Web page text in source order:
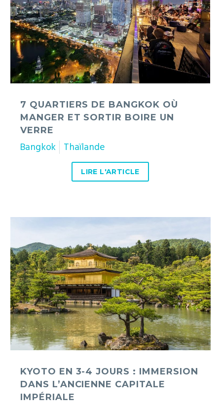
et
sortir
boire
un
verre
7 QUARTIERS DE BANGKOK OÙ
MANGER ET SORTIR BOIRE UN
VERRE
Bangkok Thaïlande
LIRE L'ARTICLE
3-
4
jours
:
immersion
dans
l’ancienne
capitale
impériale
KYOTO EN 3-4 JOURS : IMMERSION
DANS L’ANCIENNE CAPITALE
IMPÉRIALE